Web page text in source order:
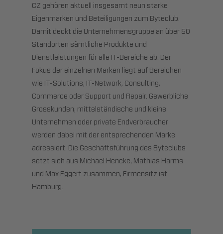
CZ gehören aktuell insgesamt neun starke
Eigenmarken und Beteiligungen zum Byteclub.
Damit deckt die Unternehmensgruppe an über 50
Standorten sämtliche Produkte und
Dienstleistungen für alle IT-Bereiche ab. Der
Fokus der einzelnen Marken liegt auf Bereichen
wie IT-Solutions, IT-Network, Consulting,
Commerce oder Support und Repair. Gewerbliche
Grosskunden, mittelständische und kleine
Unternehmen oder private Endverbraucher
werden dabei mit der entsprechenden Marke
adressiert. Die Geschäftsführung des Byteclubs
setzt sich aus Michael Hencke, Mathias Harms
und Max Eggert zusammen, Firmensitz ist
Hamburg.